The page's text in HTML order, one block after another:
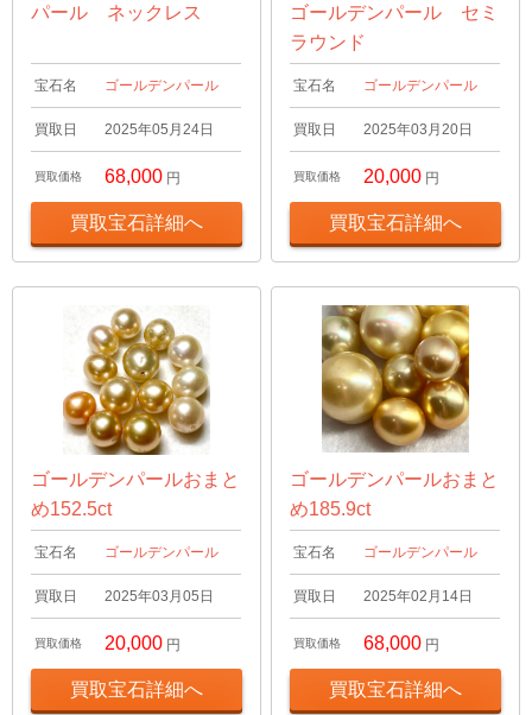
パール ネックレス
宝石名 ゴールデンパール
買取日 2025年05月24日
買取価格 68,000 円
買取宝石詳細へ
ゴールデンパール セミ
ラウンド
宝石名 ゴールデンパール
買取日 2025年03月20日
買取価格 20,000 円
買取宝石詳細へ
ゴールデンパールおまと
め152.5ct
宝石名 ゴールデンパール
買取日 2025年03月05日
買取価格 20,000 円
買取宝石詳細へ
ゴールデンパールおまと
め185.9ct
宝石名 ゴールデンパール
買取日 2025年02月14日
買取価格 68,000 円
買取宝石詳細へ